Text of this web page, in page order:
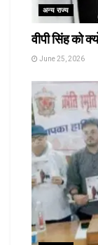
अन्य राज्य
वीपी सिंह को
June 25, 2026